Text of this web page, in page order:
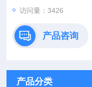
访问量：3426
产品咨询
产品分类